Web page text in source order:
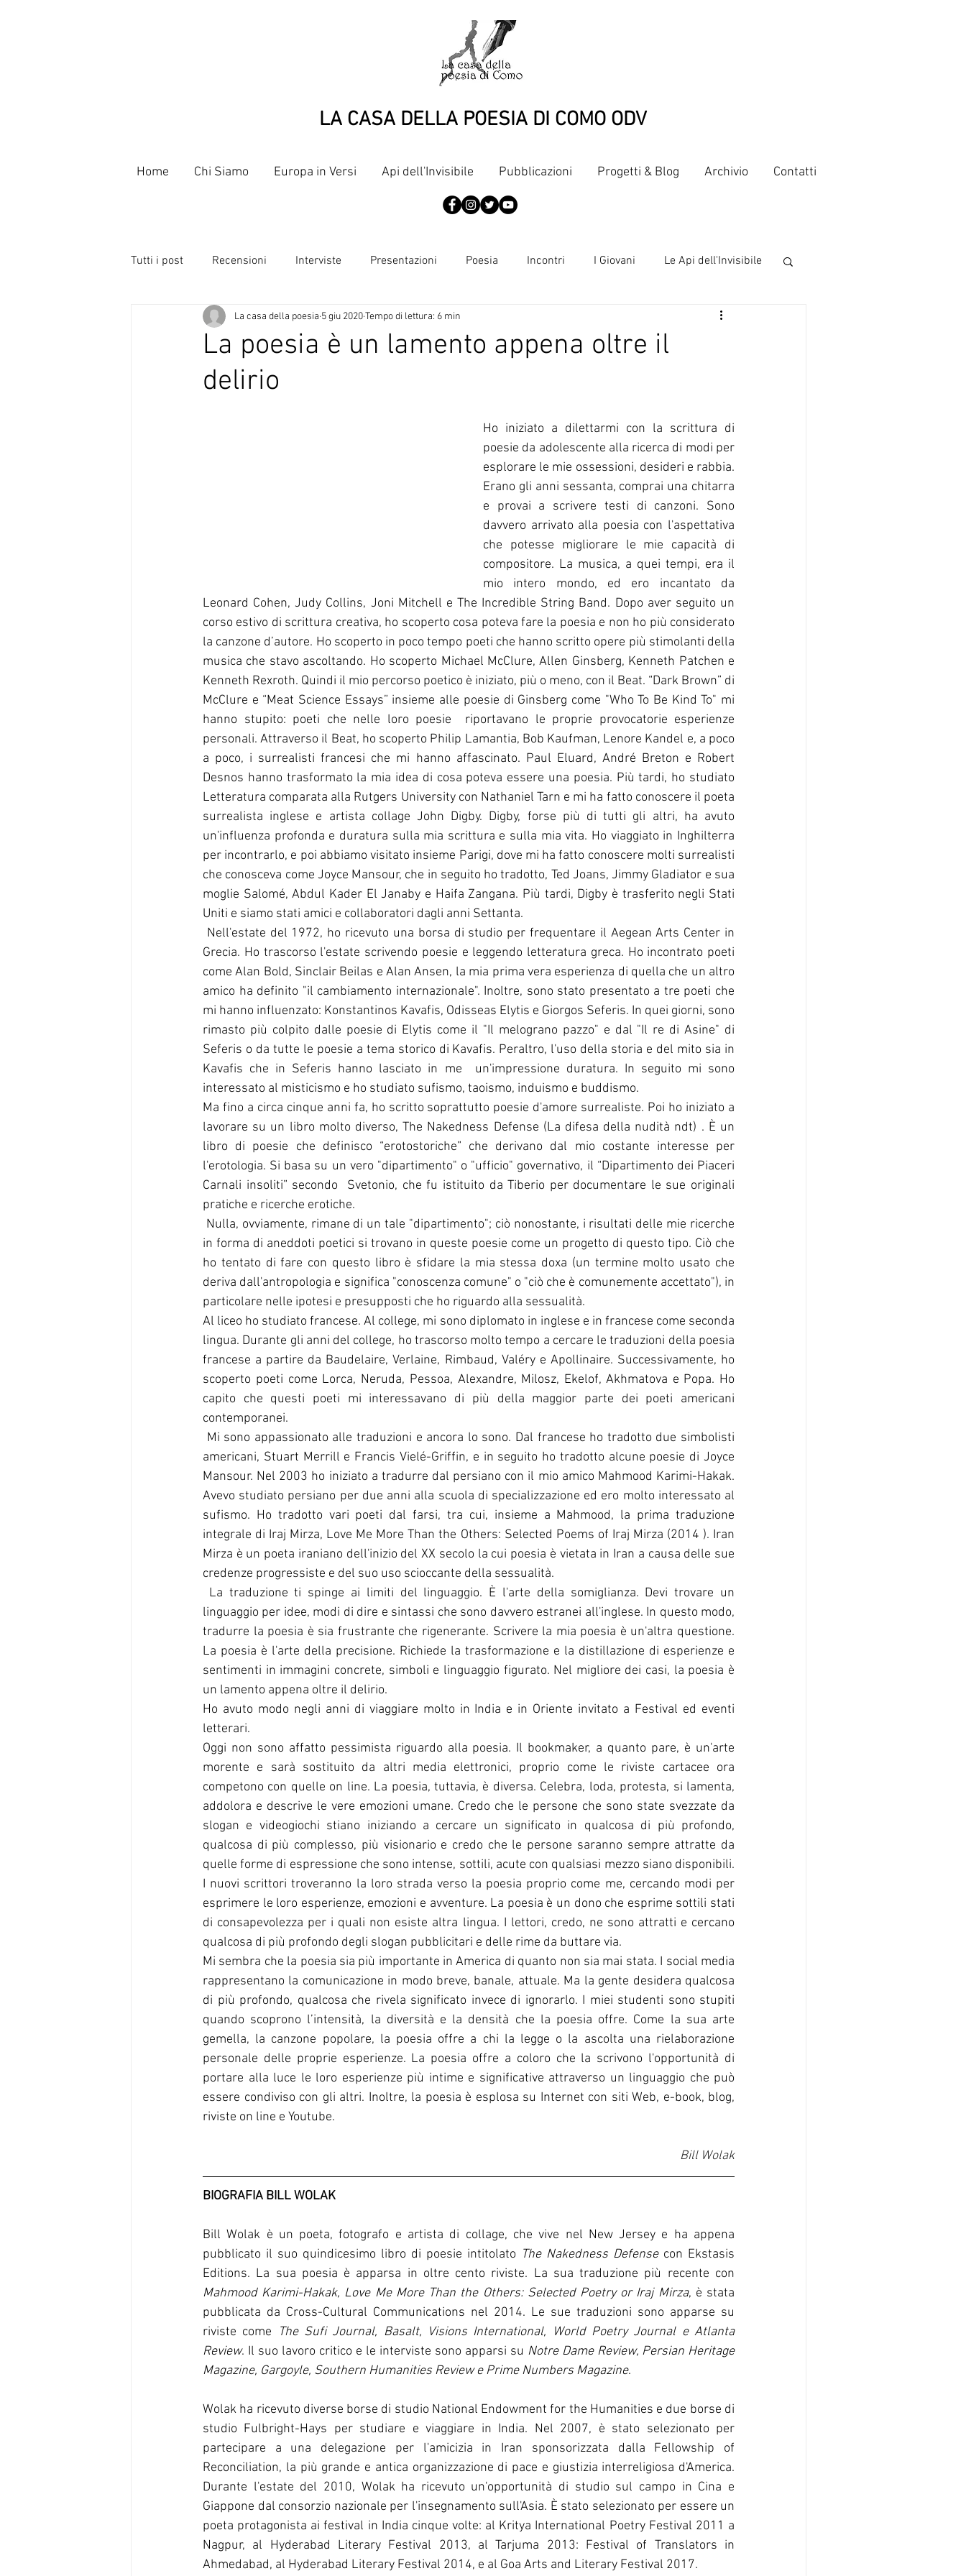
LA CASA DELLA POESIA DI COMO ODV
Home Chi Siamo Europa in Versi Api dell'Invisibile Pubblicazioni Progetti & Blog Archivio Contatti
Tutti i post Recensioni Interviste Presentazioni Poesia Incontri I Giovani Le Api dell'Invisibile
Poeti e Slammer Articoli Pubblicazioni
Verso Europa in Versi
La poesia è un lamento appena oltre il
delirio
La casa della poesia 5 giu 2020Tempo di lettura: 6 min
Ho iniziato a dilettarmi con la scrittura di
poesie da adolescente alla ricerca di modi per
esplorare le mie ossessioni, desideri e rabbia.
Erano gli anni sessanta, comprai una chitarra
e provai a scrivere testi di canzoni. Sono
davvero arrivato alla poesia con l'aspettativa
che potesse migliorare le mie capacità di
compositore. La musica, a quei tempi, era il
mio intero mondo, ed ero incantato da
Leonard Cohen, Judy Collins, Joni Mitchell e The Incredible String Band. Dopo aver seguito un
corso estivo di scrittura creativa, ho scoperto cosa poteva fare la poesia e non ho più considerato
la canzone d’autore. Ho scoperto in poco tempo poeti che hanno scritto opere più stimolanti della
musica che stavo ascoltando. Ho scoperto Michael McClure, Allen Ginsberg, Kenneth Patchen e
Kenneth Rexroth. Quindi il mio percorso poetico è iniziato, più o meno, con il Beat. “Dark Brown” di
McClure e “Meat Science Essays” insieme alle poesie di Ginsberg come "Who To Be Kind To" mi
hanno stupito: poeti che nelle loro poesie  riportavano le proprie provocatorie esperienze
personali. Attraverso il Beat, ho scoperto Philip Lamantia, Bob Kaufman, Lenore Kandel e, a poco
a poco, i surrealisti francesi che mi hanno affascinato. Paul Eluard, André Breton e Robert
Desnos hanno trasformato la mia idea di cosa poteva essere una poesia. Più tardi, ho studiato
Letteratura comparata alla Rutgers University con Nathaniel Tarn e mi ha fatto conoscere il poeta
surrealista inglese e artista collage John Digby. Digby, forse più di tutti gli altri, ha avuto
un'influenza profonda e duratura sulla mia scrittura e sulla mia vita. Ho viaggiato in Inghilterra
per incontrarlo, e poi abbiamo visitato insieme Parigi, dove mi ha fatto conoscere molti surrealisti
che conosceva come Joyce Mansour, che in seguito ho tradotto, Ted Joans, Jimmy Gladiator e sua
moglie Salomé, Abdul Kader El Janaby e Haifa Zangana. Più tardi, Digby è trasferito negli Stati
Uniti e siamo stati amici e collaboratori dagli anni Settanta.
Grecia. Ho trascorso l'estate scrivendo poesie e leggendo letteratura greca. Ho incontrato poeti
come Alan Bold, Sinclair Beilas e Alan Ansen, la mia prima vera esperienza di quella che un altro
amico ha definito "il cambiamento internazionale". Inoltre, sono stato presentato a tre poeti che
mi hanno influenzato: Konstantinos Kavafis, Odisseas Elytis e Giorgos Seferis. In quei giorni, sono
rimasto più colpito dalle poesie di Elytis come il "Il melograno pazzo" e dal "Il re di Asine" di
Seferis o da tutte le poesie a tema storico di Kavafis. Peraltro, l'uso della storia e del mito sia in
Kavafis che in Seferis hanno lasciato in me  un'impressione duratura. In seguito mi sono
interessato al misticismo e ho studiato sufismo, taoismo, induismo e buddismo.
Ma fino a circa cinque anni fa, ho scritto soprattutto poesie d'amore surrealiste. Poi ho iniziato a
lavorare su un libro molto diverso, The Nakedness Defense (La difesa della nudità ndt) . È un
libro di poesie che definisco “erotostoriche” che derivano dal mio costante interesse per
l'erotologia. Si basa su un vero "dipartimento" o "ufficio" governativo, il “Dipartimento dei Piaceri
Carnali insoliti” secondo  Svetonio, che fu istituito da Tiberio per documentare le sue originali
pratiche e ricerche erotiche.
in forma di aneddoti poetici si trovano in queste poesie come un progetto di questo tipo. Ciò che
ho tentato di fare con questo libro è sfidare la mia stessa doxa (un termine molto usato che
deriva dall'antropologia e significa "conoscenza comune" o "ciò che è comunemente accettato"), in
particolare nelle ipotesi e presupposti che ho riguardo alla sessualità.
Al liceo ho studiato francese. Al college, mi sono diplomato in inglese e in francese come seconda
lingua. Durante gli anni del college, ho trascorso molto tempo a cercare le traduzioni della poesia
francese a partire da Baudelaire, Verlaine, Rimbaud, Valéry e Apollinaire. Successivamente, ho
scoperto poeti come Lorca, Neruda, Pessoa, Alexandre, Milosz, Ekelof, Akhmatova e Popa. Ho
capito che questi poeti mi interessavano di più della maggior parte dei poeti americani
contemporanei.
americani, Stuart Merrill e Francis Vielé-Griffin, e in seguito ho tradotto alcune poesie di Joyce
Mansour. Nel 2003 ho iniziato a tradurre dal persiano con il mio amico Mahmood Karimi-Hakak.
Avevo studiato persiano per due anni alla scuola di specializzazione ed ero molto interessato al
sufismo. Ho tradotto vari poeti dal farsi, tra cui, insieme a Mahmood, la prima traduzione
integrale di Iraj Mirza, Love Me More Than the Others: Selected Poems of Iraj Mirza (2014 ). Iran
Mirza è un poeta iraniano dell'inizio del XX secolo la cui poesia è vietata in Iran a causa delle sue
credenze progressiste e del suo uso scioccante della sessualità.
linguaggio per idee, modi di dire e sintassi che sono davvero estranei all'inglese. In questo modo,
tradurre la poesia è sia frustrante che rigenerante. Scrivere la mia poesia è un'altra questione.
La poesia è l'arte della precisione. Richiede la trasformazione e la distillazione di esperienze e
sentimenti in immagini concrete, simboli e linguaggio figurato. Nel migliore dei casi, la poesia è
un lamento appena oltre il delirio.
Ho avuto modo negli anni di viaggiare molto in India e in Oriente invitato a Festival ed eventi
letterari.
Oggi non sono affatto pessimista riguardo alla poesia. Il bookmaker, a quanto pare, è un'arte
morente e sarà sostituito da altri media elettronici, proprio come le riviste cartacee ora
competono con quelle on line. La poesia, tuttavia, è diversa. Celebra, loda, protesta, si lamenta,
addolora e descrive le vere emozioni umane. Credo che le persone che sono state svezzate da
slogan e videogiochi stiano iniziando a cercare un significato in qualcosa di più profondo,
qualcosa di più complesso, più visionario e credo che le persone saranno sempre attratte da
quelle forme di espressione che sono intense, sottili, acute con qualsiasi mezzo siano disponibili.
I nuovi scrittori troveranno la loro strada verso la poesia proprio come me, cercando modi per
esprimere le loro esperienze, emozioni e avventure. La poesia è un dono che esprime sottili stati
di consapevolezza per i quali non esiste altra lingua. I lettori, credo, ne sono attratti e cercano
qualcosa di più profondo degli slogan pubblicitari e delle rime da buttare via.
Mi sembra che la poesia sia più importante in America di quanto non sia mai stata. I social media
rappresentano la comunicazione in modo breve, banale, attuale. Ma la gente desidera qualcosa
di più profondo, qualcosa che rivela significato invece di ignorarlo. I miei studenti sono stupiti
quando scoprono l’intensità, la diversità e la densità che la poesia offre. Come la sua arte
gemella, la canzone popolare, la poesia offre a chi la legge o la ascolta una rielaborazione
personale delle proprie esperienze. La poesia offre a coloro che la scrivono l'opportunità di
portare alla luce le loro esperienze più intime e significative attraverso un linguaggio che può
essere condiviso con gli altri. Inoltre, la poesia è esplosa su Internet con siti Web, e-book, blog,
riviste on line e Youtube.
Bill Wolak
BIOGRAFIA BILL WOLAK
Bill Wolak è un poeta, fotografo e artista di collage, che vive nel New Jersey e ha appena
pubblicato il suo quindicesimo libro di poesie intitolato The Nakedness Defense con Ekstasis
Mahmood Karimi-Hakak, Love Me More Than the Others: Selected Poetry or Iraj Mirza, è stata
pubblicata da Cross-Cultural Communications nel 2014. Le sue traduzioni sono apparse su
riviste come
The Sufi Journal, Basalt, Visions International, World Poetry Journal e Atlanta
Review. Il suo lavoro critico e le interviste sono apparsi su Notre Dame Review, Persian Heritage
Magazine, Gargoyle, Southern Humanities Review e Prime Numbers Magazine.
Wolak ha ricevuto diverse borse di studio National Endowment for the Humanities e due borse di
studio Fulbright-Hays per studiare e viaggiare in India. Nel 2007, è stato selezionato per
partecipare a una delegazione per l'amicizia in Iran sponsorizzata dalla Fellowship of
Reconciliation, la più grande e antica organizzazione di pace e giustizia interreligiosa d'America.
Durante l'estate del 2010, Wolak ha ricevuto un'opportunità di studio sul campo in Cina e
Giappone dal consorzio nazionale per l'insegnamento sull'Asia. È stato selezionato per essere un
poeta protagonista ai festival in India cinque volte: al Kritya International Poetry Festival 2011 a
Nagpur, al Hyderabad Literary Festival 2013, al Tarjuma 2013: Festival of Translators in
Ahmedabad, al Hyderabad Literary Festival 2014, e al Goa Arts and Literary Festival 2017.